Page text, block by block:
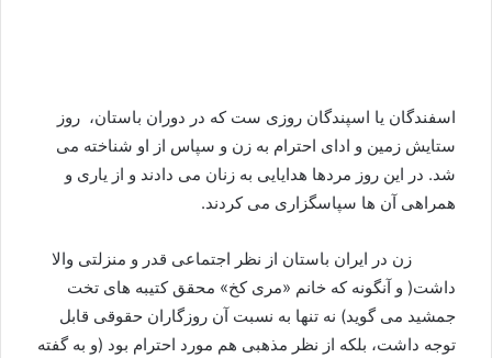
اسفندگان یا اسپندگان روزی ست که در دوران باستان، روز
ستایش زمین و ادای احترام به زن و سپاس از او شناخته می
شد. در این روز مردها هدایایی به زنان می دادند و از یاری و
همراهی آن ها سپاسگزاری می کردند.
زن در ایران باستان از نظر اجتماعی قدر و منزلتی والا
داشت( و آنگونه که خانم «مری کخ» محقق کتیبه های تخت
جمشید می گوید) نه تنها به نسبت آن روزگاران حقوقی قابل
توجه داشت، بلکه از نظر مذهبی هم مورد احترام بود (و به گفته